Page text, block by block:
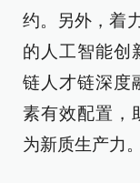
约。另外，着
的人工智能创
链人才链深度
素有效配置，
为新质生产力。